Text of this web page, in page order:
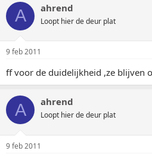
A ahrend
Loopt hier de deur plat
9 feb 2011
ff voor de duidelijkheid ,ze blijven
A ahrend
Loopt hier de deur plat
9 feb 2011